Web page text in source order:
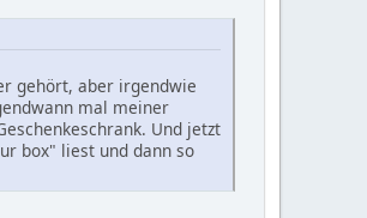
gehört, aber irgendwie
mal meiner
Und jetzt
box" liest und dann so